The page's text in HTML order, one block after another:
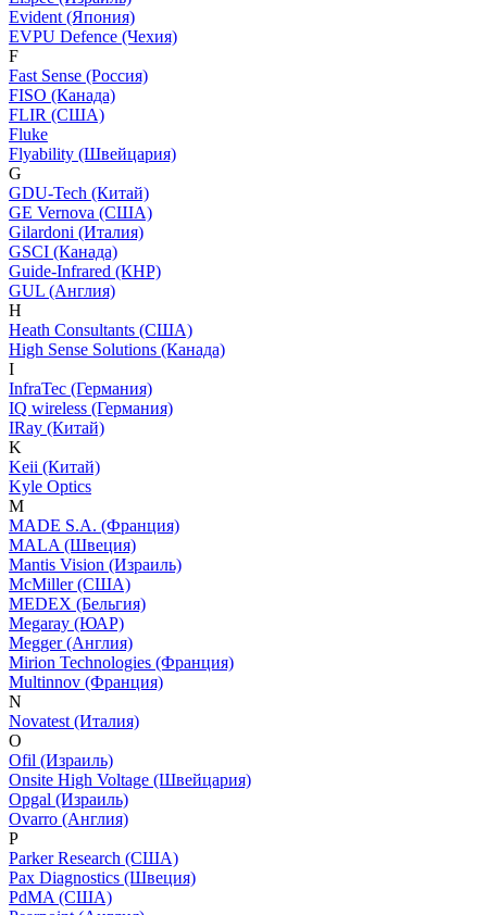
Evident (Япония)
EVPU Defence (Чехия)
F
Fast Sense (Россия)
FISO (Канада)
FLIR (США)
Fluke
Flyability (Швейцария)
G
GDU-Tech (Китай)
GE Vernova (США)
Gilardoni (Италия)
GSCI (Канада)
Guide-Infrared (КНР)
GUL (Англия)
H
Heath Consultants (США)
High Sense Solutions (Канада)
I
InfraTec (Германия)
IQ wireless (Германия)
IRay (Китай)
K
Keii (Китай)
Kyle Optics
M
MADE S.A. (Франция)
MALA (Швеция)
Mantis Vision (Израиль)
McMiller (США)
MEDEX (Бельгия)
Megaray (ЮАР)
Megger (Англия)
Mirion Technologies (Франция)
Multinnov (Франция)
N
Novatest (Италия)
O
Ofil (Израиль)
Onsite High Voltage (Швейцария)
Opgal (Израиль)
Ovarro (Англия)
P
Parker Research (США)
Pax Diagnostics (Швеция)
PdMA (США)